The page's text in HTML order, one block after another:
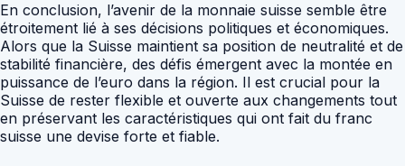
En conclusion, l’avenir de la monnaie suisse semble être
étroitement lié à ses décisions politiques et économiques.
Alors que la Suisse maintient sa position de neutralité et de
stabilité financière, des défis émergent avec la montée en
puissance de l’euro dans la région. Il est crucial pour la
Suisse de rester flexible et ouverte aux changements tout
en préservant les caractéristiques qui ont fait du franc
suisse une devise forte et fiable.